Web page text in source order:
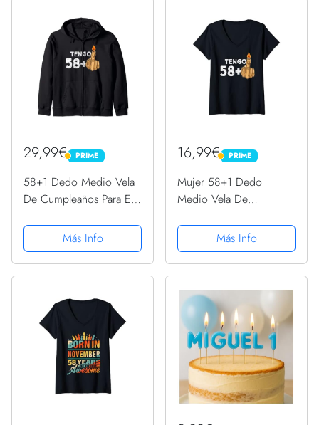
29,99€ PRIME
PRIME
58+1 Dedo Medio Vela
De Cumpleaños Para El
Sudadera con Capucha
Más Info
16,99€ PRIME
PRIME
Mujer 58+1 Dedo
Medio Vela De
Cumpleaños Camiseta
Cuello V
Más Info